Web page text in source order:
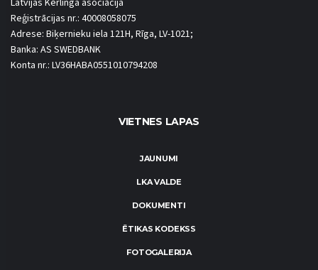
Latvijas Kērlinga asociācija
Reģistrācijas nr.: 40008058075
Adrese: Biķernieku iela 121H, Rīga, LV-1021;
Banka: AS SWEDBANK
Konta nr.: LV36HABA0551010794208
VIETNES LAPAS
JAUNUMI
LKA VALDE
DOKUMENTI
ĒTIKAS KODEKSS
FOTOGALERIJA